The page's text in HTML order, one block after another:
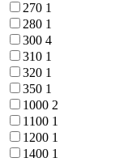
270 1
280 1
300 4
310 1
320 1
350 1
1000 2
1100 1
1200 1
1400 1